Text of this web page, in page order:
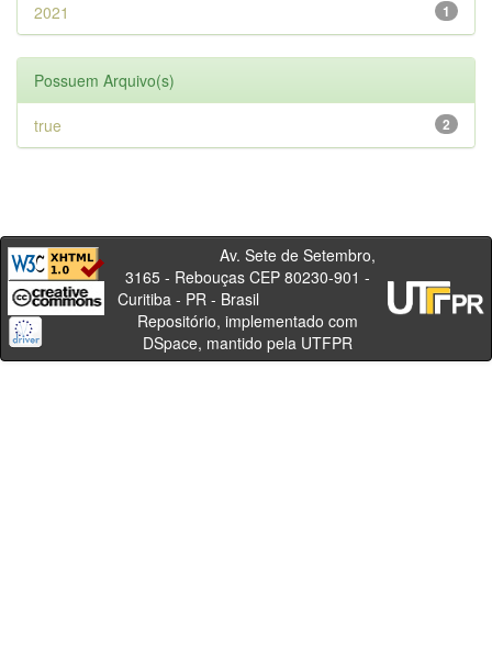
1
2021
Possuem Arquivo(s)
2
true
Av. Sete de Setembro,
3165 - Rebouças CEP 80230-901 -
Curitiba - PR - Brasil
Repositório, implementado com
DSpace, mantido pela UTFPR